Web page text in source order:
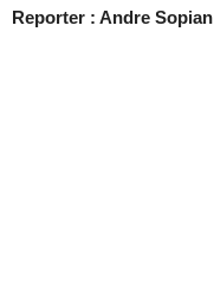
Reporter : Andre Sopian